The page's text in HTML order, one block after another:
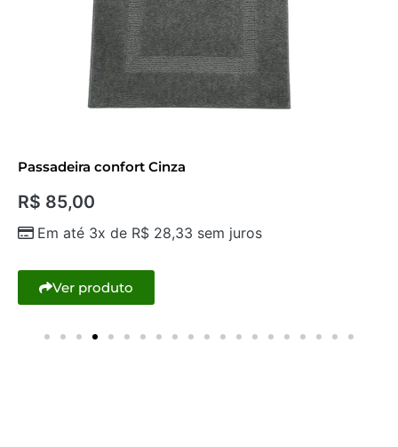
Passadeira confort Cinza
R$ 85,00
Em até 3x de R$ 28,33 sem juros
Ver produto